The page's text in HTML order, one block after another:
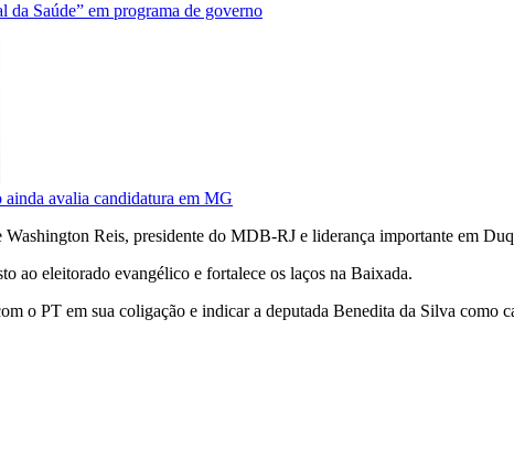
da Saúde” em programa de governo
avalia candidatura em MG
Reis, presidente do MDB-RJ e liderança importante em
ao eleitorado evangélico e fortalece os laços na Baixada.
o PT em sua coligação e indicar a deputada Benedita da Silva como